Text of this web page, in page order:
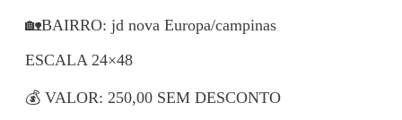
🏡BAIRRO: jd nova Europa/campinas
ESCALA 24×48
💰 VALOR: 250,00 SEM DESCONTO